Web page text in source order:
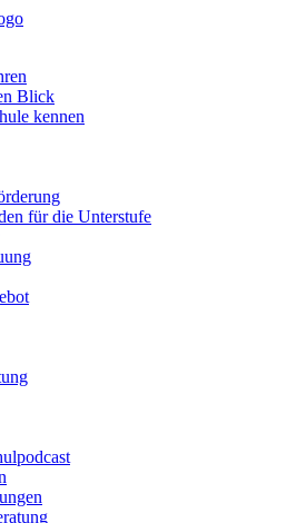
Blick
kennen
für die Unterstufe